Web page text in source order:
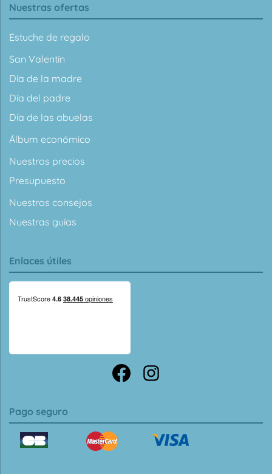
Nuestras ofertas
Estuche de regalo
San Valentín
Día de la madre
Día del padre
Día de las abuelas
Álbum económico
Nuestros precios
Presupuesto
Nuestros consejos
Nuestras guías
Enlaces útiles
Pago seguro